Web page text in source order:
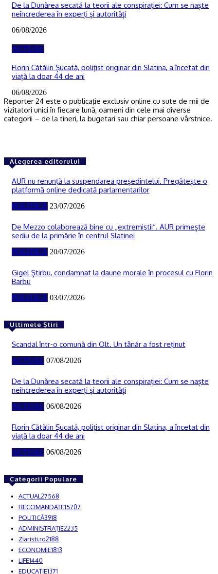
De la Dunărea secată la teorii ale conspirației: Cum se naște
neîncrederea în experți și autorități
06/08/2026
ACTUAL
Florin Cătălin Șucată, poliţist originar din Slatina, a încetat din
viață la doar 44 de ani
06/08/2026
Reporter 24 este o publicaţie exclusiv online cu sute de mii de
vizitatori unici în fiecare lună, oameni din cele mai diverse
categorii – de la tineri, la bugetari sau chiar persoane vârstnice.
Alegerea editorului
AUR nu renunţă la suspendarea președintelui. Pregătește o
platformă online dedicată parlamentarilor
POLITICĂ 23/07/2026
De Mezzo colaborează bine cu „extremiştii“. AUR primește
sediu de la primărie în centrul Slatinei
POLITICĂ 20/07/2026
Gigel Știrbu, condamnat la daune morale în procesul cu Florin
Barbu
POLITICĂ 03/07/2026
Ultimele Știri
Scandal într-o comună din Olt. Un tânăr a fost reţinut
ACTUAL 07/08/2026
De la Dunărea secată la teorii ale conspirației: Cum se naște
neîncrederea în experți și autorități
ACTUAL 06/08/2026
Florin Cătălin Șucată, poliţist originar din Slatina, a încetat din
viață la doar 44 de ani
ACTUAL 06/08/2026
Categorii Populare
ACTUAL27568
RECOMANDATE15707
POLITICĂ3918
ADMINISTRAŢIE2235
Ziaristi.ro2188
ECONOMIE1813
LIFE1440
EDUCAŢIE1371